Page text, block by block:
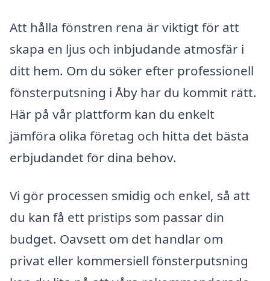
Att hålla fönstren rena är viktigt för att
skapa en ljus och inbjudande atmosfär i
ditt hem. Om du söker efter professionell
fönsterputsning i Åby har du kommit rätt.
Här på vår plattform kan du enkelt
jämföra olika företag och hitta det bästa
erbjudandet för dina behov.
Vi gör processen smidig och enkel, så att
du kan få ett pristips som passar din
budget. Oavsett om det handlar om
privat eller kommersiell fönsterputsning